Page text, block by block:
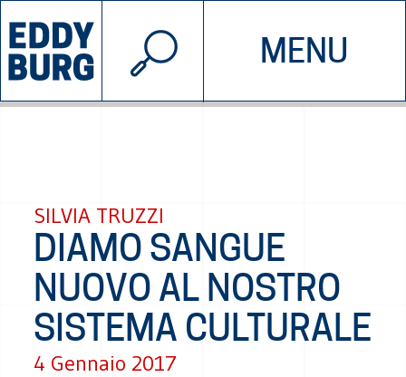
MENU
INIZIATIVE CHI SIAMO
© 2026 EDDYBURG
SILVIA TRUZZI
DIAMO SANGUE
NUOVO AL NOSTRO
SISTEMA CULTURALE
4 Gennaio 2017